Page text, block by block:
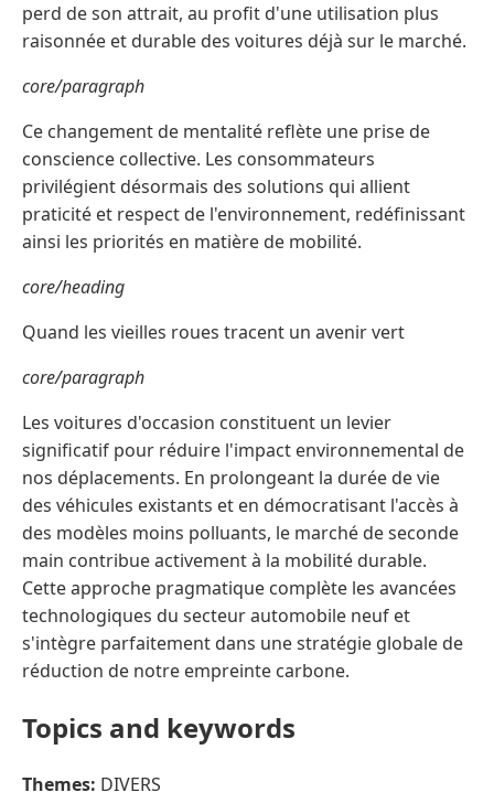
perd de son attrait, au profit d'une utilisation plus
raisonnée et durable des voitures déjà sur le marché.
core/paragraph
Ce changement de mentalité reflète une prise de
conscience collective. Les consommateurs
privilégient désormais des solutions qui allient
praticité et respect de l'environnement, redéfinissant
ainsi les priorités en matière de mobilité.
core/heading
Quand les vieilles roues tracent un avenir vert
core/paragraph
Les voitures d'occasion constituent un levier
significatif pour réduire l'impact environnemental de
nos déplacements. En prolongeant la durée de vie
des véhicules existants et en démocratisant l'accès à
des modèles moins polluants, le marché de seconde
main contribue activement à la mobilité durable.
Cette approche pragmatique complète les avancées
technologiques du secteur automobile neuf et
s'intègre parfaitement dans une stratégie globale de
réduction de notre empreinte carbone.
Topics and keywords
Themes: DIVERS